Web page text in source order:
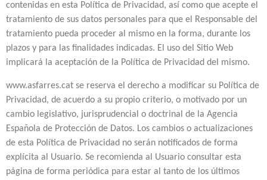
contenidas en esta Política de Privacidad, así como que acepte el
tratamiento de sus datos personales para que el Responsable del
tratamiento pueda proceder al mismo en la forma, durante los
plazos y para las finalidades indicadas. El uso del Sitio Web
implicará la aceptación de la Política de Privacidad del mismo.
www.asfarres.cat se reserva el derecho a modificar su Política de
Privacidad, de acuerdo a su propio criterio, o motivado por un
cambio legislativo, jurisprudencial o doctrinal de la Agencia
Española de Protección de Datos. Los cambios o actualizaciones
de esta Política de Privacidad no serán notificados de forma
explícita al Usuario. Se recomienda al Usuario consultar esta
página de forma periódica para estar al tanto de los últimos